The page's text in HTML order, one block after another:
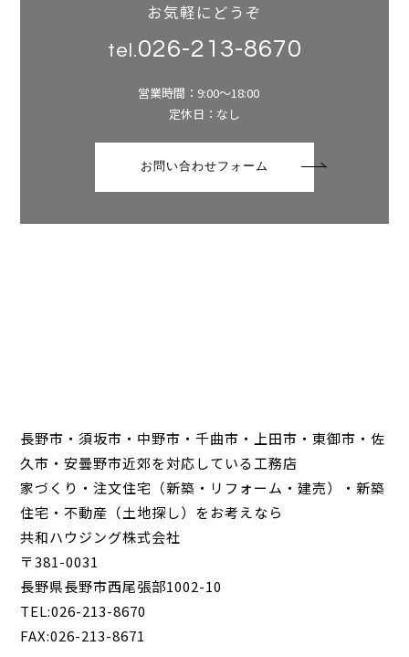
お気軽にどうぞ
tel.026-213-8670
営業時間：9:00～18:00
定休日：なし
お問い合わせフォーム
長野市・須坂市・中野市・千曲市・上田市・東御市・佐
久市・安曇野市近郊を対応している工務店
家づくり・注文住宅（新築・リフォーム・建売）・新築
住宅・不動産（土地探し）をお考えなら
共和ハウジング株式会社
〒381-0031
長野県長野市西尾張部1002-10
TEL:026-213-8670
FAX:026-213-8671